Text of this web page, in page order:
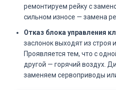
ремонтируем рейку с
сильном износе — замена
Отказ блока управления
заслонок выходят из строя
Проявляется тем, что с
другой — горячий воздух.
заменяем сервоприводы